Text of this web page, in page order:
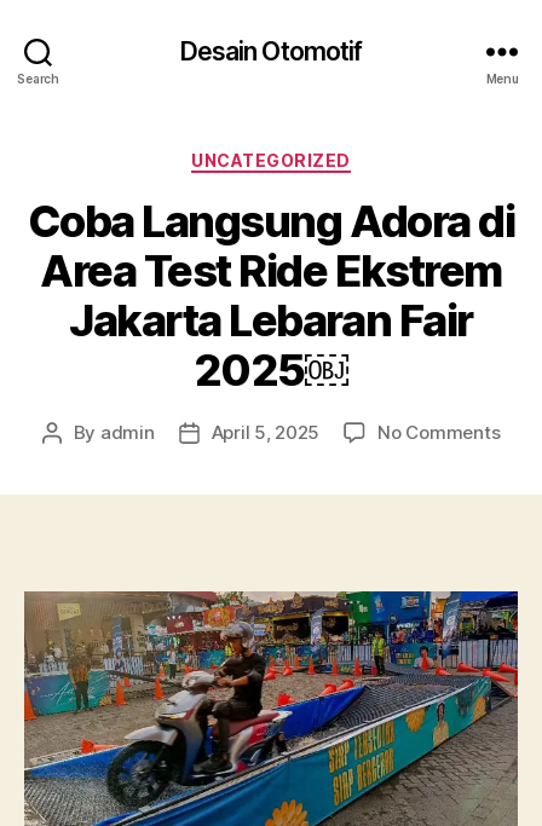
Search
Desain Otomotif
Menu
Categories
UNCATEGORIZED
Coba Langsung Adora di
Area Test Ride Ekstrem
Jakarta Lebaran Fair
2025￼
Post
By admin
PostApril 5, 2025 No Commentson
Test
Ride
Fair
￼